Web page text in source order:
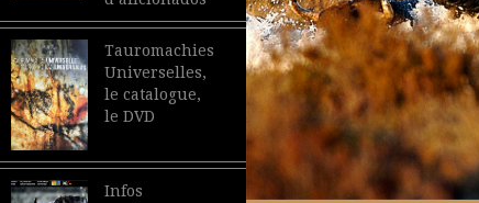
Tauromachies
Universelles,
le catalogue,
le DVD
Infos